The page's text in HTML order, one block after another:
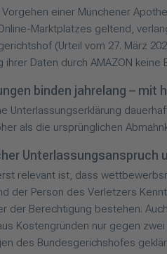
einer Münchener
Marktplatzes geltend,
(Urteil vom 27. März
Daten durch AMAZON
binden jahrelang – mit
Unterlassungserklärung
als die ursprünglichen
Unterlassungsanspruch
relevant ist, dass
der Person des Verletzers
der Berechtigung bestehen.
Kostengründen nur gegen
des Bundesgerichshofes